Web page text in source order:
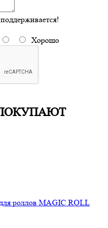
Хорошо
роллов MAGIC ROLL